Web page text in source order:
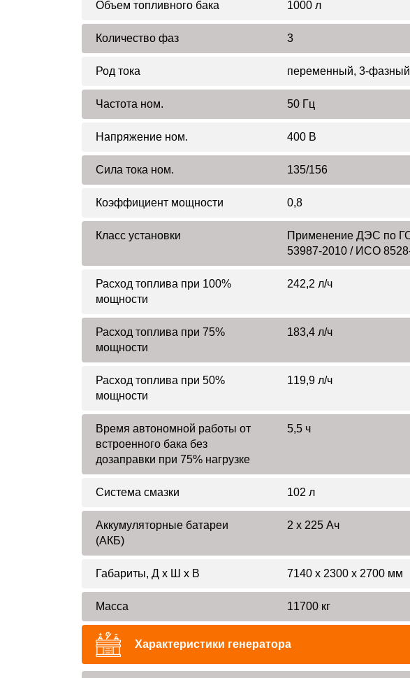
Объем топливного бака 1000 л
Количество фаз 3
Род тока переменный, 3-фазный
Частота ном. 50 Гц
Напряжение ном. 400 В
Сила тока ном. 135/156
Коэффициент мощности 0,8
Класс установки
Применение ДЭС по
53987-2010 / ИСО
Расход топлива при 100%
мощности
242,2 л/ч
Расход топлива при 75%
мощности
183,4 л/ч
Расход топлива при 50%
мощности
119,9 л/ч
Время автономной работы от
встроенного бака без
дозаправки при 75% нагрузке
5,5 ч
Система смазки 102 л
Аккумуляторные батареи
(АКБ)
2 х 225 Ач
Габариты, Д x Ш x В 7140 х 2300 х 2700 мм
Масса 11700 кг
Характеристики генератора